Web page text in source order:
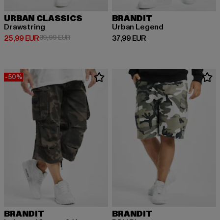
URBAN CLASSICS
Drawstring
25,99 EUR
Derzeitiger Preis: 25,99 EUR
39,99 EURAktionspreis: 39,99 EUR
BRANDIT
Urban Legend
37,99 EUR
Derzeitiger Preis: 37,99 EUR
-50%
BRANDIT BRANDIT